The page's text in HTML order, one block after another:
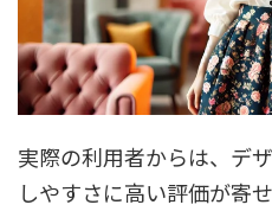
実際の利用者からは、デ
しやすさに高い評価が寄